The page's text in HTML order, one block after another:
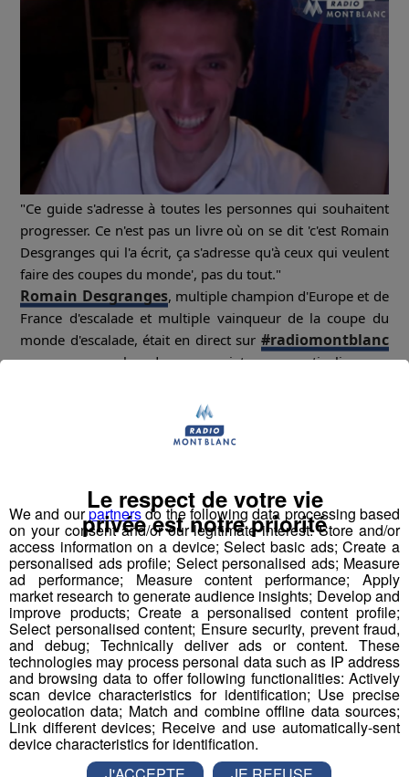
"Ce guide s'adresse à toutes les personnes qui souhaitent
progresser. Ce n'est pas un livre où on se dit 'c'est Romain
Desgranges qui l'a écrit, ça s'adresse qu'à ceux qui veulent
faire des coupes du monde', pas du tout."
Romain Desgranges, multiple champion d'Europe et de
France d'escalade et multiple vainqueur de la coupe du
monde d'escalade, était en direct sur #radiomontblanc
pour nous parler de ses projets, en particulier son
Rediffusion de l'interview du 3 novembre 2020
We and ourpartnersdo the following data processing based
on your consent and/or our legitimate interest: Store and/or
access information on a device; Select basic ads; Create a
personalised ads profile; Select personalised ads; Measure
ad performance; Measure content performance; Apply
market research to generate audience insights; Develop and
improve products; Create a personalised content profile;
Select personalised content; Ensure security, prevent fraud,
and debug; Technically deliver ads or content. These
technologies may process personal data such as IP address
and browsing data to offer following functionalities: Actively
scan device characteristics for identification; Use precise
geolocation data; Match and combine offline data sources;
Link different devices; Receive and use automatically-sent
device characteristics for identification.
Le respect de votre vie
privée est notre priorité